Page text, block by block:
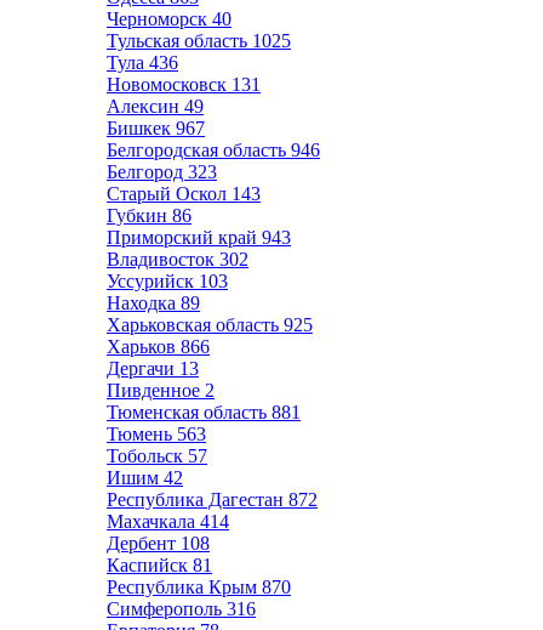
Черноморск 40
Тульская область 1025
Тула 436
Новомосковск 131
Алексин 49
Бишкек 967
Белгородская область 946
Белгород 323
Старый Оскол 143
Губкин 86
Приморский край 943
Владивосток 302
Уссурийск 103
Находка 89
Харьковская область 925
Харьков 866
Дергачи 13
Пивденное 2
Тюменская область 881
Тюмень 563
Тобольск 57
Ишим 42
Республика Дагестан 872
Махачкала 414
Дербент 108
Каспийск 81
Республика Крым 870
Симферополь 316